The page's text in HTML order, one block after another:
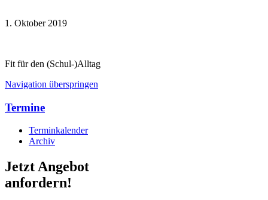
1. Oktober 2019
Fit für den (Schul-)Alltag
Navigation überspringen
Termine
Terminkalender
Archiv
Jetzt Angebot
anfordern!